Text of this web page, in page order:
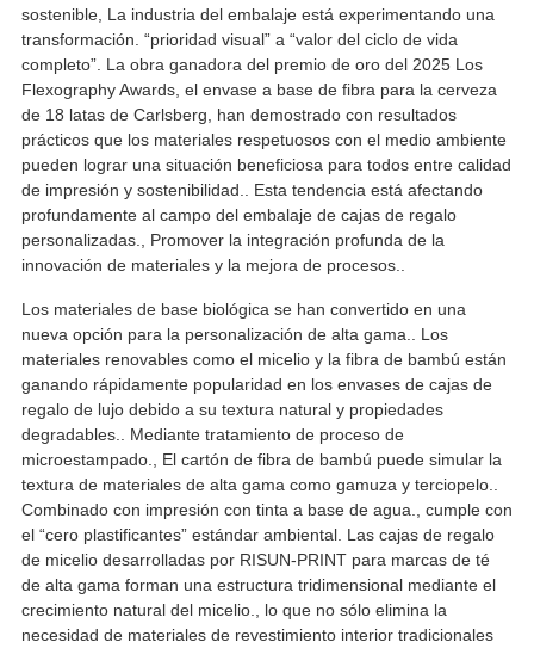
sostenible, La industria del embalaje está experimentando una
transformación. “prioridad visual” a “valor del ciclo de vida
completo”. La obra ganadora del premio de oro del 2025 Los
Flexography Awards, el envase a base de fibra para la cerveza
de 18 latas de Carlsberg, han demostrado con resultados
prácticos que los materiales respetuosos con el medio ambiente
pueden lograr una situación beneficiosa para todos entre calidad
de impresión y sostenibilidad.. Esta tendencia está afectando
profundamente al campo del embalaje de cajas de regalo
personalizadas., Promover la integración profunda de la
innovación de materiales y la mejora de procesos..
Los materiales de base biológica se han convertido en una
nueva opción para la personalización de alta gama.. Los
materiales renovables como el micelio y la fibra de bambú están
ganando rápidamente popularidad en los envases de cajas de
regalo de lujo debido a su textura natural y propiedades
degradables.. Mediante tratamiento de proceso de
microestampado., El cartón de fibra de bambú puede simular la
textura de materiales de alta gama como gamuza y terciopelo..
Combinado con impresión con tinta a base de agua., cumple con
el “cero plastificantes” estándar ambiental. Las cajas de regalo
de micelio desarrolladas por RISUN-PRINT para marcas de té
de alta gama forman una estructura tridimensional mediante el
crecimiento natural del micelio., lo que no sólo elimina la
necesidad de materiales de revestimiento interior tradicionales